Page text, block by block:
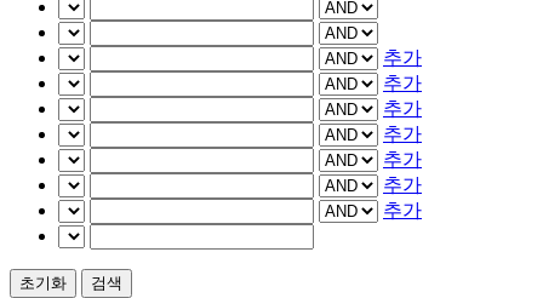
추가
추가
추가
추가
추가
추가
추가